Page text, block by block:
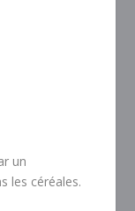
un
les céréales.